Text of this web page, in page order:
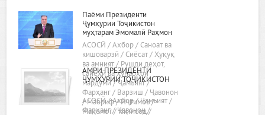
Паёми Президенти
Ҷумҳурии Тоҷикистон
муҳтарам Эмомалӣ Раҳмон
«Дар бораи самтҳои асосии
сиёсати дохилӣ ва хориҷии
ҷумҳурӣ»
АСОСӢ / Ахбор / Саноат ва
кишоварзӣ / Сиёсат / Ҳуқуқ
ва амният / Рушди деҳот,
сайёҳӣ ва ҳунарҳои
мардумӣ / Ҷамъият /
Фарҳанг / Варзиш / Ҷавонон
/ Маориф / Иҷтимоъ /
Мақомот / Иқтисод /
АМРИ ПРЕЗИДЕНТИ
ҶУМҲУРИИ ТОҶИКИСТОН
АСОСӢ / Ахбор / Ҷамъият /
Фарҳанг / Ҷавонон /